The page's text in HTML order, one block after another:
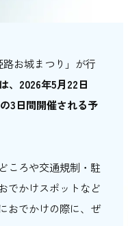
手帖とは
わせ
お城まつり」が行
、2026年5月22日
3日間開催される予
ころや交通規制・駐
でかけスポットなど
おでかけの際に、ぜ